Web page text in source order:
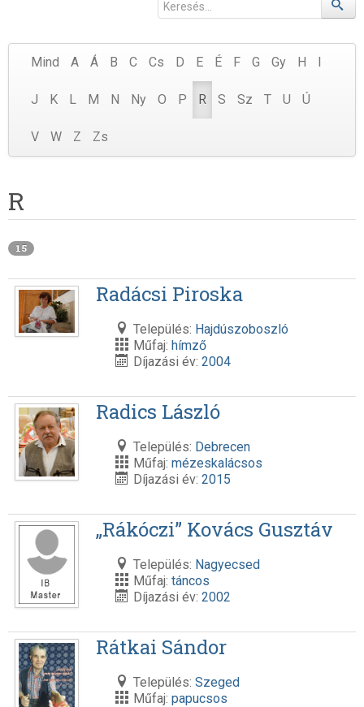
Mind A Á B C Cs D E É F G Gy H
J K L M N Ny O P R S Sz T U Ú
V W Z Zs
R
15
Radácsi Piroska
Település: Hajdúszoboszló
Műfaj: hímző
Díjazási év: 2004
Radics László
Település: Debrecen
Műfaj: mézeskalácsos
Díjazási év: 2015
„Rákóczi” Kovács Gusztáv
Település: Nagyecsed
Műfaj: táncos
Díjazási év: 2002
Rátkai Sándor
Település: Szeged
Műfaj: papucsos